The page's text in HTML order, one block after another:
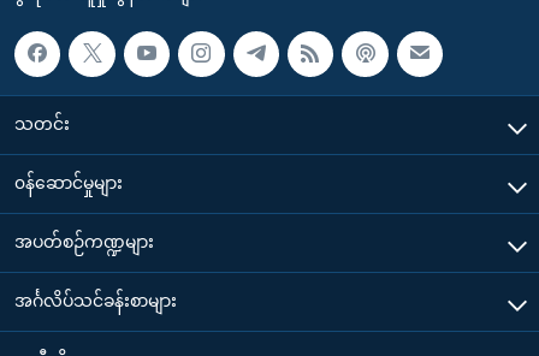
သတင်း
၀န်ဆောင်မှုများ
အပတ်စဉ်ကဏ္ဍများ
အင်္ဂလိပ်သင်ခန်းစာများ